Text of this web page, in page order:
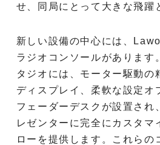
せ、同局にとって大きな飛躍
新しい設備の中心には、
ラジオコンソールがありま
タジオには、モーター駆動の
ディスプレイ、柔軟な設定オ
フェーダーデスクが設置され
レゼンターに完全にカスタマ
ローを提供します。これらの